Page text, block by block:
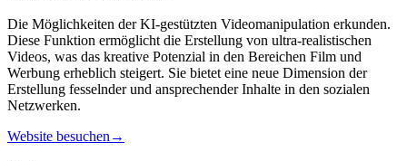
Die Möglichkeiten der KI-gestützten Videomanipulation erkunden.
Diese Funktion ermöglicht die Erstellung von ultra-realistischen
Videos, was das kreative Potenzial in den Bereichen Film und
Werbung erheblich steigert. Sie bietet eine neue Dimension der
Erstellung fesselnder und ansprechender Inhalte in den sozialen
Netzwerken.
Website besuchen →